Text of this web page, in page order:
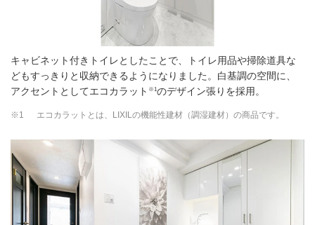
キャビネット付きトイレとしたことで、トイレ用品や掃除道具な
どもすっきりと収納できるようになりました。白基調の空間に、
アクセントとしてエコカラット ※1のデザイン張りを採用。
※1 エコカラットとは、LIXILの機能性建材（調湿建材）の商品です。